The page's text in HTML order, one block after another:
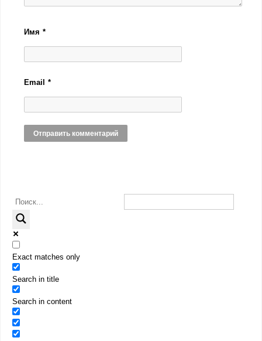
Имя*
Email*
Exact matches only
Search in title
Search in content